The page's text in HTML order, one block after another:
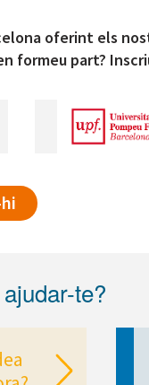
oferint els
formeu part?
te?